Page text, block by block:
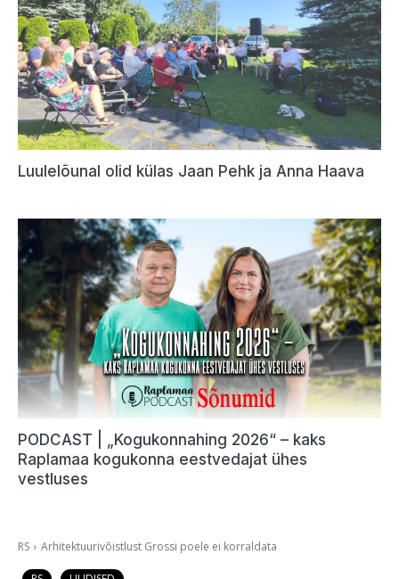
Luulelõunal olid külas Jaan Pehk ja Anna Haava
PODCAST | „Kogukonnahing 2026“ – kaks
Raplamaa kogukonna eestvedajat ühes
vestluses